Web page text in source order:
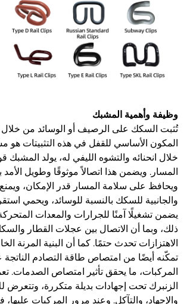
وظيفة وأهمية المشبك
تُثبت السكك على الرصيف أو الوسائد من خلال
المكون الأساسي للقفل في هذه التثبيتات
خلال انحنائه والتشوه الليفي له، يولد
المسار. ويضمن هذا اتصالاً موثوقًا وطويل
ويحافظ على سلامة المسار قدر الإمكان،
والجانبية للسكك بالنسبة للوسائد، ويحمي
يضمن تشغيلًا آمنًا للجرارات والمعدات
ذلك، وبما أن الاتصال بين عجلات القطار
الاهتزازات تحدث حتمًا. كما أن البنية المرنة
تمكّنه أيضًا من امتصاص طاقة التصادم الناتجة
المركبات، ما يحقق تأثير امتصاص الصدمات.
الزنبرك تحت إجهادات بديلة متكررة، وتتعرض
والإجهاد، والتآكل. وعند مرور المركبات عليها،